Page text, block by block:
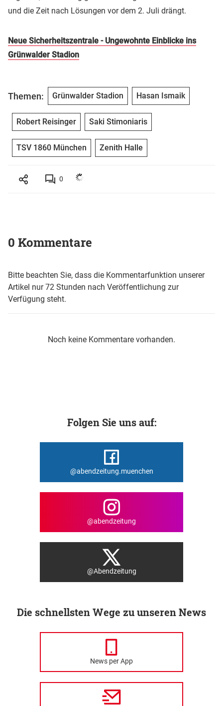
und die Zeit nach Lösungen vor dem 2. Juli drängt.
Neue Sicherheitszentrale - Ungewohnte Einblicke ins
Grünwalder Stadion
Themen: Grünwalder Stadion Hasan Ismaik
Robert Reisinger Saki Stimoniaris
TSV 1860 München Zenith Halle
0
0 Kommentare
Bitte beachten Sie, dass die Kommentarfunktion unserer
Artikel nur 72 Stunden nach Veröffentlichung zur
Verfügung steht.
Noch keine Kommentare vorhanden.
Folgen Sie uns auf:
@abendzeitung.muenchen
@abendzeitung
@Abendzeitung
Die schnellsten Wege zu unseren News
News per App